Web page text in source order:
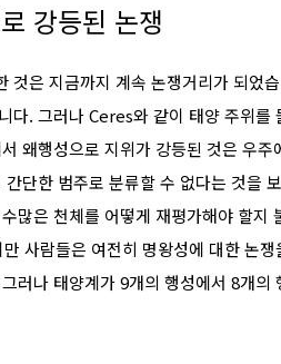
강등된 논쟁
것은 지금까지 계속 논쟁거리가 되었
다. 그러나 Ceres와 같이 태양 주위
왜행성으로 지위가 강등된 것은 우
단한 범주로 분류할 수 없다는 것을
많은 천체를 어떻게 재평가해야 할지
사람들은 여전히 명왕성에 대한 논
러나 태양계가 9개의 행성에서 8개